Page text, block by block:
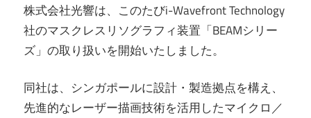
株式会社光響は、このたびi-Wavefront Technology
社のマスクレスリソグラフィ装置「BEAMシリー
ズ」の取り扱いを開始いたしました。
同社は、シンガポールに設計・製造拠点を構え、
先進的なレーザー描画技術を活用したマイクロ／